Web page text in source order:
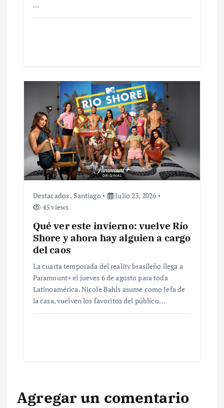
…
Destacados, Santiago
Julio 23, 2026
45 views
Qué ver este invierno: vuelve Río
Shore y ahora hay alguien a cargo
del caos
La cuarta temporada del reality brasileño llega a
Paramount+ el jueves 6 de agosto para toda
Latinoamérica. Nicole Bahls asume como Jefa de
la casa, vuelven los favoritos del público…
Agregar un comentario